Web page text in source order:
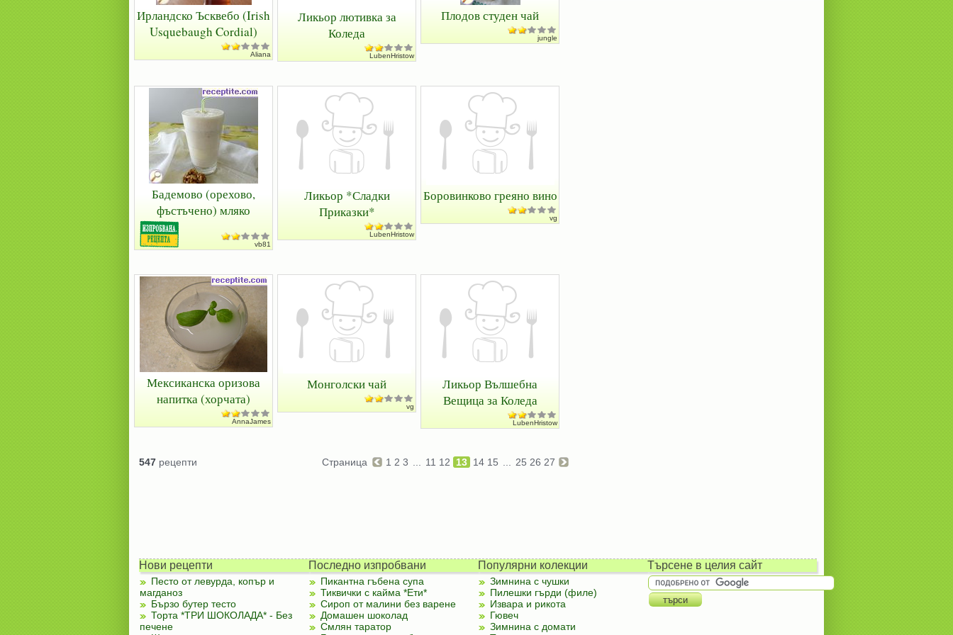
Ирландско Ъсквебо (Irish
Usquebaugh Cordial)
Aliana
Ликьор лютивка за
Коледа
LubenHristow
Плодов студен чай
jungle
Бадемово (орехово,
фъстъчено) мляко
vb81
Ликьор *Сладки
Приказки*
LubenHristow
Боровинково греяно вино
vg
Мексиканска оризова
напитка (хорчата)
AnnaJames
Монголски чай
vg
Ликьор Вълшебна
Вещица за Коледа
LubenHristow
547 рецепти Страница 1 2 3 11 12 13 14 15 25 26 27
Нови рецепти
Песто от левурда, копър и
магданоз
Бързо бутер тесто
Торта *ТРИ ШОКОЛАДА* - Без
печене
Последно изпробвани
Пикантна гъбена супа
Тиквички с кайма *Ети*
Сироп от малини без варене
Домашен шоколад
Смлян таратор
Популярни колекции
Зимнина с чушки
Пилешки гърди (филе)
Извара и рикота
Гювеч
Зимнина с домати
Търсене в целия сайт